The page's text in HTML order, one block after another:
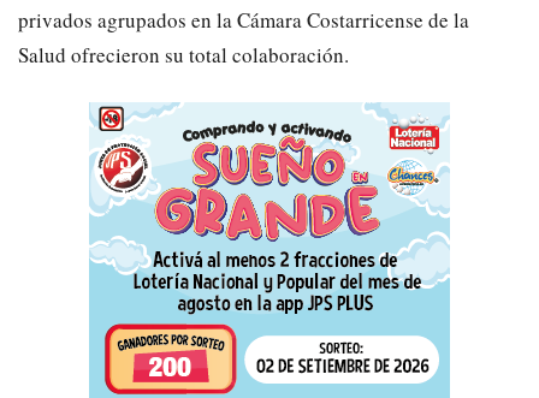
privados agrupados en la Cámara Costarricense de la
Salud ofrecieron su total colaboración.